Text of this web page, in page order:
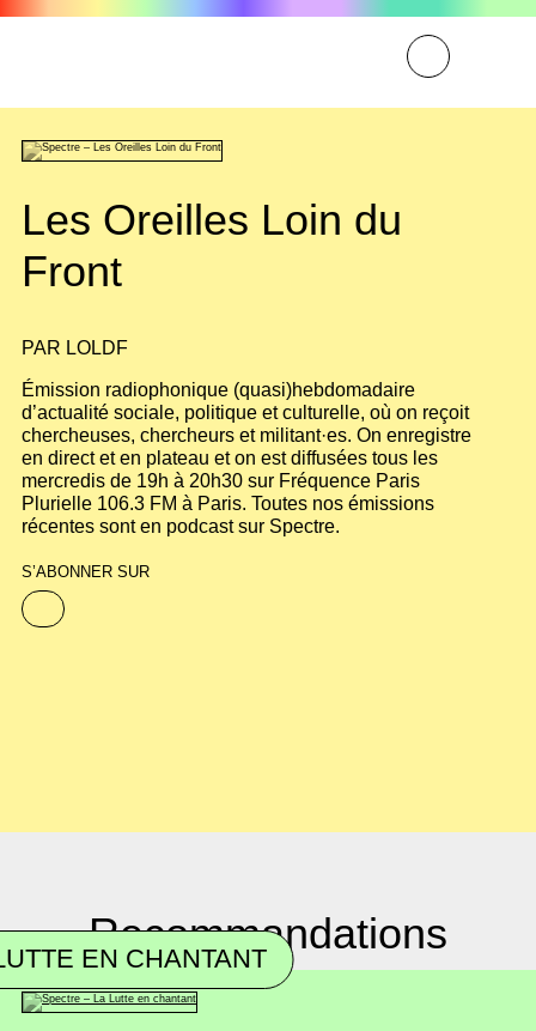
Les Oreilles Loin du
Front
PAR LOLDF
Émission radiophonique (quasi)hebdomadaire
d’actualité sociale, politique et culturelle, où on reçoit
chercheuses, chercheurs et militant·es. On enregistre
en direct et en plateau et on est diffusées tous les
mercredis de 19h à 20h30 sur Fréquence Paris
Plurielle 106.3 FM à Paris. Toutes nos émissions
récentes sont en podcast sur Spectre.
S’ABONNER SUR
Recommandations
EN CHANTANT